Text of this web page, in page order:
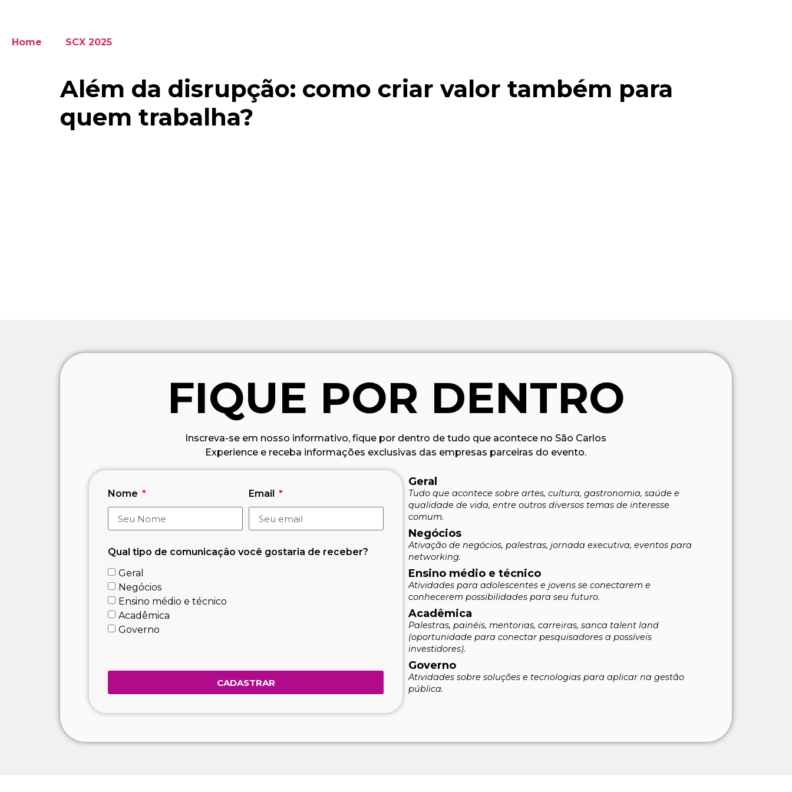
Home SCX 2025
Além da disrupção: como criar valor também para
quem trabalha?
FIQUE POR DENTRO
Inscreva-se em nosso informativo, fique por dentro de tudo que acontece no São Carlos
Experience e receba informações exclusivas das empresas parceiras do evento.
Geral
Tudo que acontece sobre artes, cultura, gastronomia, saúde e
qualidade de vida, entre outros diversos temas de interesse
comum.
Negócios
Ativação de negócios, palestras, jornada executiva, eventos para
networking.
Ensino médio e técnico
Atividades para adolescentes e jovens se conectarem e
conhecerem possibilidades para seu futuro.
Acadêmica
Palestras, painéis, mentorias, carreiras, sanca talent land
(oportunidade para conectar pesquisadores a possíveis
investidores).
Governo
Atividades sobre soluções e tecnologias para aplicar na gestão
pública.
Nome Email
Qual tipo de comunicação você gostaria de receber?
Geral
Negócios
Ensino médio e técnico
Acadêmica
Governo
CADASTRAR